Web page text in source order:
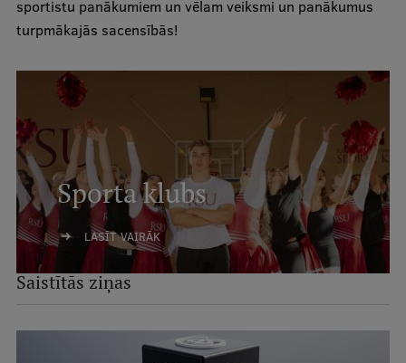
sportistu panākumiem un vēlam veiksmi un panākumus
turpmākajās sacensībās!
Sporta klubs
LASĪT VAIRĀK
Saistītās ziņas